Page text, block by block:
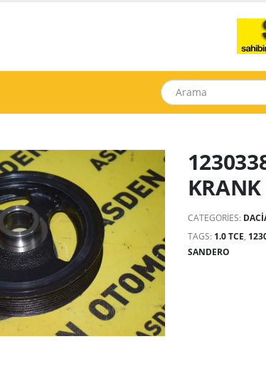
CATEGORIES:
TAGS: 1.0 TCE,
SANDERO